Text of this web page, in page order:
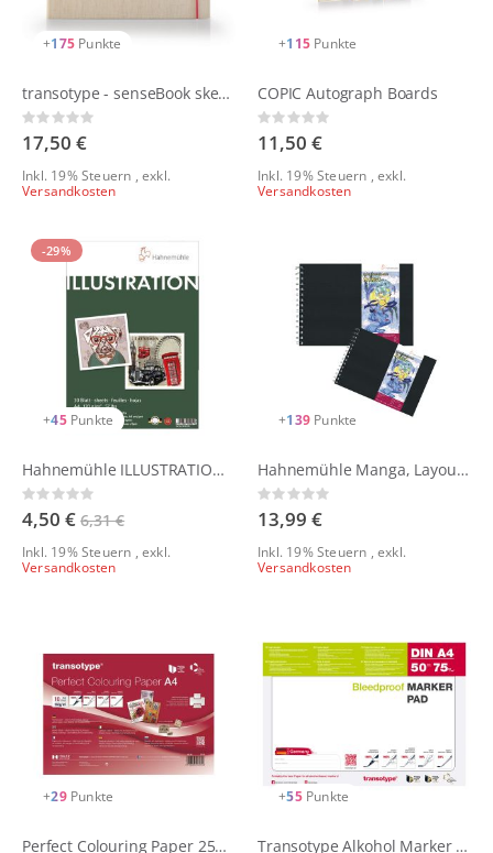
+175 Punkte
transotype - senseBook sketchpad
Rating:
0%
17,50 €
Inkl. 19% Steuern ,exkl.
Versandkosten
+115 Punkte
COPIC Autograph Boards
Rating:
0%
11,50 €
Inkl. 19% Steuern ,exkl.
Versandkosten
-29%
+45 Punkte
Hahnemühle ILLUSTRATION 120 g/qm
Rating:
0%
4,50 € 6,31 €
Inkl. 19% Steuern ,exkl.
Versandkosten
+139 Punkte
Hahnemühle Manga, Layout & Illustration Bücher 80 g/m²
Rating:
0%
13,99 €
Inkl. 19% Steuern ,exkl.
Versandkosten
+29 Punkte
Perfect Colouring Paper 250 g/m²
+55 Punkte
Transotype Alkohol Marker Pad 50 Blatt, 75 g/qm